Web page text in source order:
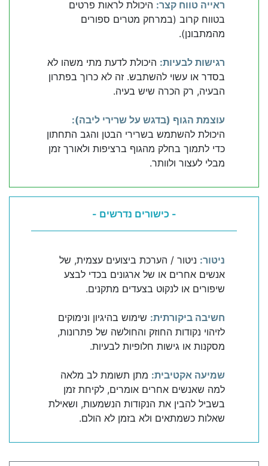
ראייה טווח קצר: היכולת לראות פרטים
בטווח קרוב (במרחק מטרים ספורים
מהמתבונן).
רגישות לבעיות: היכולת לדעת מתי משהו לא
בסדר או עשוי להשתבש. זה לא כרוך בפתרון
הבעיה, רק הכרה שיש בעיה.
עוצמת הגוף (בדגש על שרירי ליבה):
היכולת להשתמש בשרירי הבטן והגב התחתון
כדי לתמוך בחלק מהגוף ברציפות ולאורך זמן
מבלי לעצור ולוותר.
- כישורים נדרשים -
ניטור: ניטור / הערכת ביצועים עצמית, של
אנשים אחרים או של ארגונים בכדי לבצע
שיפורים או לנקוט בצעדים מתקנים.
חשיבה ביקורתית: שימוש בהיגיון ונימוקים
לזיהוי נקודות החוזק והחולשה של פתרונות,
מסקנות או גישות חלופיות לבעיות.
שמיעה אקטיבית: מתן תשומת לב מלאה
למה שאנשים אחרים אומרים, לקיחת זמן
בשביל להבין את הנקודות הנשמעות, ושאילת
שאלות כשמתאים ולא בזמן לא הולם.